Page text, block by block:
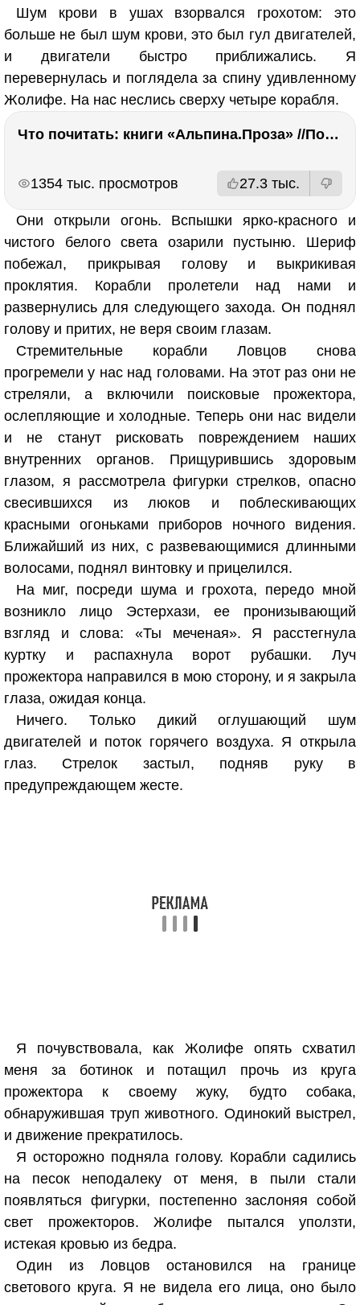
Шум крови в ушах взорвался грохотом: это
больше не был шум крови, это был гул двигателей,
и двигатели быстро приближались. Я
перевернулась и поглядела за спину удивленному
Жолифе. На нас неслись сверху четыре корабля.
Что почитать: книги «Альпина.Проза» //Побяржина, Декабрев, Ронжина
1354 тыс. просмотров 27.3 тыс.
Они открыли огонь. Вспышки ярко-красного и
чистого белого света озарили пустыню. Шериф
побежал, прикрывая голову и выкрикивая
проклятия. Корабли пролетели над нами и
развернулись для следующего захода. Он поднял
голову и притих, не веря своим глазам.
Стремительные корабли Ловцов снова
прогремели у нас над головами. На этот раз они не
стреляли, а включили поисковые прожектора,
ослепляющие и холодные. Теперь они нас видели
и не станут рисковать повреждением наших
внутренних органов. Прищурившись здоровым
глазом, я рассмотрела фигурки стрелков, опасно
свесившихся из люков и поблескивающих
красными огоньками приборов ночного видения.
Ближайший из них, с развевающимися длинными
волосами, поднял винтовку и прицелился.
На миг, посреди шума и грохота, передо мной
возникло лицо Эстерхази, ее пронизывающий
взгляд и слова: «Ты меченая». Я расстегнула
куртку и распахнула ворот рубашки. Луч
прожектора направился в мою сторону, и я закрыла
глаза, ожидая конца.
Ничего. Только дикий оглушающий шум
двигателей и поток горячего воздуха. Я открыла
глаз. Стрелок застыл, подняв руку в
предупреждающем жесте.
Я почувствовала, как Жолифе опять схватил
меня за ботинок и потащил прочь из круга
прожектора к своему жуку, будто собака,
обнаружившая труп животного. Одинокий выстрел,
и движение прекратилось.
Я осторожно подняла голову. Корабли садились
на песок неподалеку от меня, в пыли стали
появляться фигурки, постепенно заслоняя собой
свет прожекторов. Жолифе пытался уползти,
истекая кровью из бедра.
Один из Ловцов остановился на границе
светового круга. Я не видела его лица, оно было